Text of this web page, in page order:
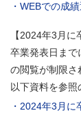
・WEBでの成
【2024年3月に
卒業発表日まで
の閲覧が制限さ
以下資料を参照
・2024年3月